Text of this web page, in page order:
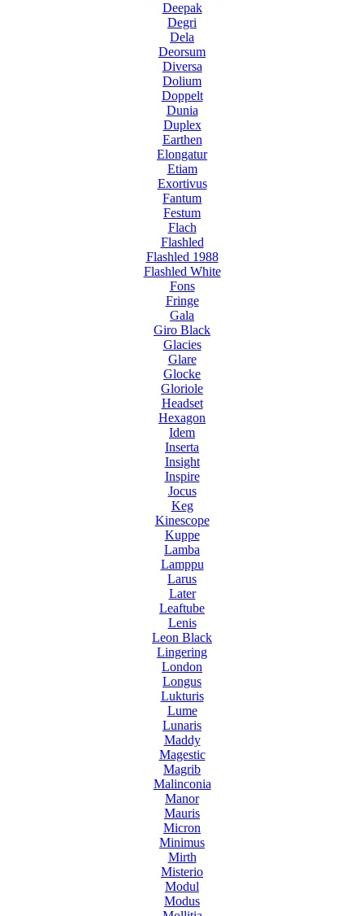
Deepak
Degri
Dela
Deorsum
Diversa
Dolium
Doppelt
Dunia
Duplex
Earthen
Elongatur
Etiam
Exortivus
Fantum
Festum
Flach
Flashled
Flashled 1988
Flashled White
Fons
Fringe
Gala
Giro Black
Glacies
Glare
Glocke
Gloriole
Headset
Hexagon
Idem
Inserta
Insight
Inspire
Jocus
Keg
Kinescope
Kuppe
Lamba
Lamppu
Larus
Later
Leaftube
Lenis
Leon Black
Lingering
London
Longus
Lukturis
Lume
Lunaris
Maddy
Magestic
Magrib
Malinconia
Manor
Mauris
Micron
Minimus
Mirth
Misterio
Modul
Modus